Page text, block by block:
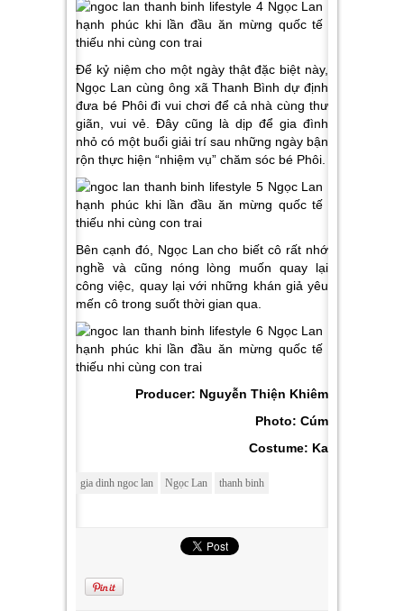
Để kỷ niệm cho một ngày thật đặc biệt này,
Ngọc Lan cùng ông xã Thanh Bình dự định
đưa bé Phôi đi vui chơi để cả nhà cùng thư
giãn, vui vẻ. Đây cũng là dịp để gia đình
nhỏ có một buổi giải trí sau những ngày bận
rộn thực hiện “nhiệm vụ” chăm sóc bé Phôi.
Bên cạnh đó, Ngọc Lan cho biết cô rất nhớ
nghề và cũng nóng lòng muốn quay lại
công việc, quay lại với những khán giả yêu
mến cô trong suốt thời gian qua.
Producer: Nguyễn Thiện Khiêm
Photo: Cúm
Costume: Ka
gia dinh ngoc lan Ngọc Lan thanh binh